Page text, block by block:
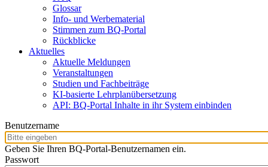
Glossar
Info- und Werbematerial
Stimmen zum BQ-Portal
Rückblicke
Aktuelles
Aktuelle Meldungen
Veranstaltungen
Studien und Fachbeiträge
KI-basierte Lehrplanübersetzung
API: BQ-Portal Inhalte in ihr System einbinden
Benutzername
Geben Sie Ihren BQ-Portal-Benutzernamen ein.
Passwort